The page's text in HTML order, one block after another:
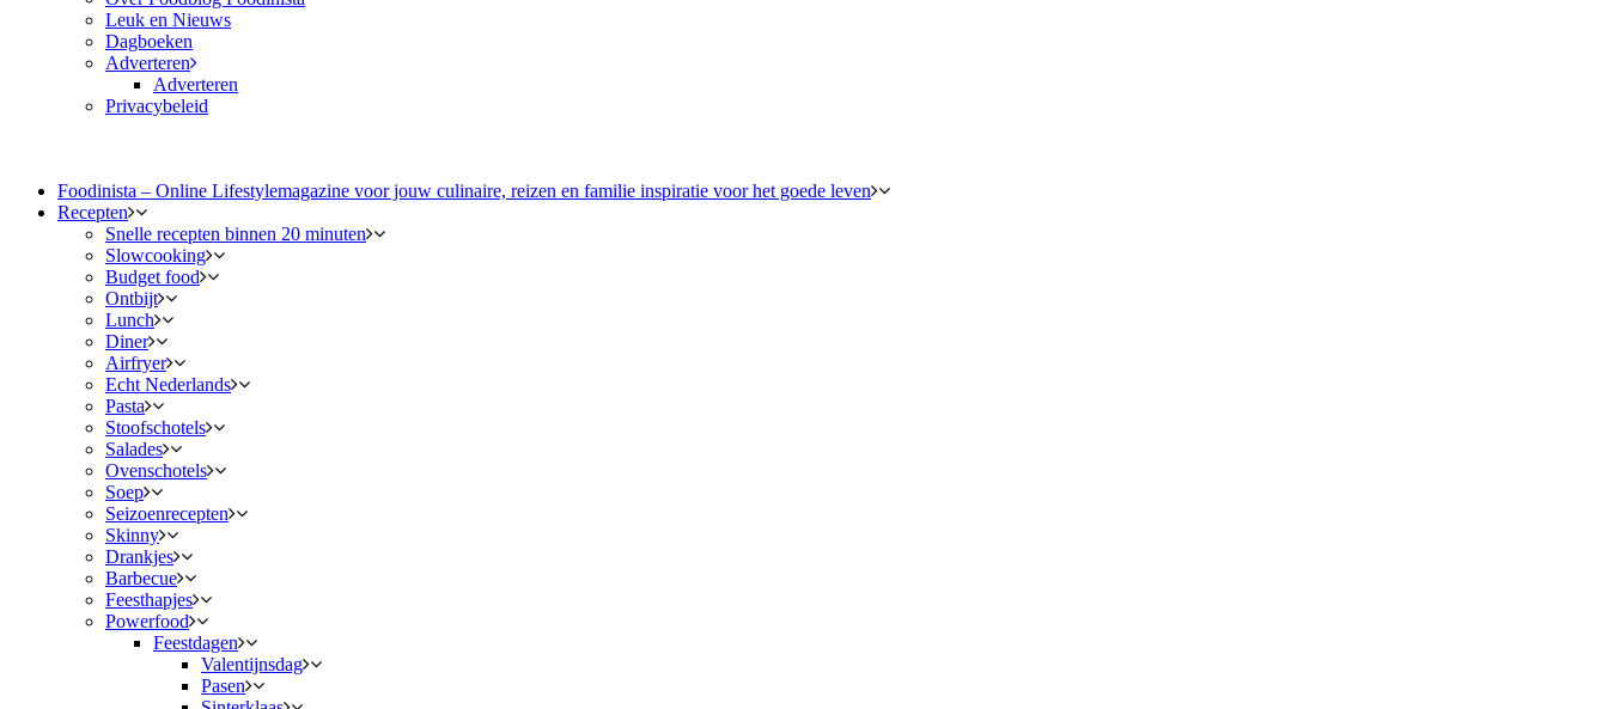
Leuk en Nieuws
Dagboeken
Adverteren
Adverteren
Privacybeleid
Foodinista – Online Lifestylemagazine voor jouw culinaire, reizen en familie inspiratie voor het goede leven
Recepten
Snelle recepten binnen 20 minuten
Slowcooking
Budget food
Ontbijt
Lunch
Diner
Airfryer
Echt Nederlands
Pasta
Stoofschotels
Salades
Ovenschotels
Soep
Seizoenrecepten
Skinny
Drankjes
Barbecue
Feesthapjes
Powerfood
Feestdagen
Valentijnsdag
Pasen